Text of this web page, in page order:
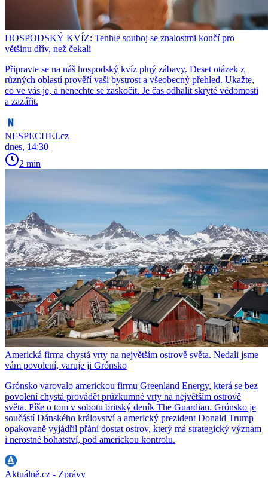
HOSPODSKÝ KVÍZ: Tenhle souboj se znalostmi končí pro
většinu dřív, než čekali
Připravte se na náš hospodský kvíz plný zábavy. Deset otázek z
různých oblastí prověří vaši bystrost a všeobecný přehled. Ukažte,
co ve vás je, a nenechte se zaskočit. Je čas odhalit skryté vědomosti
a zazářit.
NESPECHEJ.cz
dnes, 14:30
2 min
Americká firma chystá vrty na největším ostrově světa. Nedali jsme
vám povolení, varuje ji Grónsko
Grónsko varovalo americkou firmu Greenland Energy, která se bez
povolení chystá provádět průzkumné vrty na největším ostrově
světa. Píše o tom v sobotu britský deník The Guardian. Grónsko je
součástí Dánského království a americký prezident Donald Trump
opakovaně vyjádřil přání dostat ostrov, který má strategický význam
i nerostné bohatství, pod americkou kontrolu.
Aktuálně.cz - Zprávy